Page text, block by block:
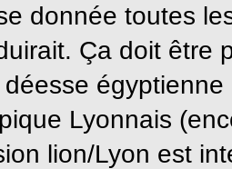
donnée toutes
Ça doit être
Lyonnais
lion/Lyon est